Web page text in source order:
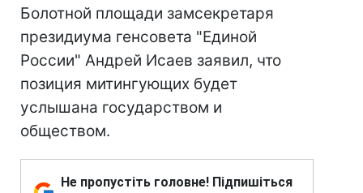
Болотной площади замсекретаря
президиума генсовета "Единой
России" Андрей Исаев заявил, что
позиция митингующих будет
услышана государством и
обществом.
Не пропустіть головне! Підпишіться